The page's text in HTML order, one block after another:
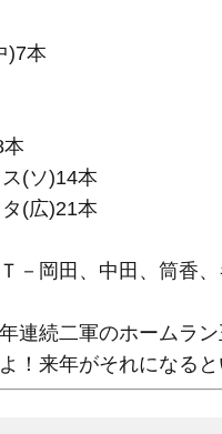
中)7本
(ソ)14本
(広)21本
－岡田、中田、筒香
連続二軍のホームラ
！来年がそれになると